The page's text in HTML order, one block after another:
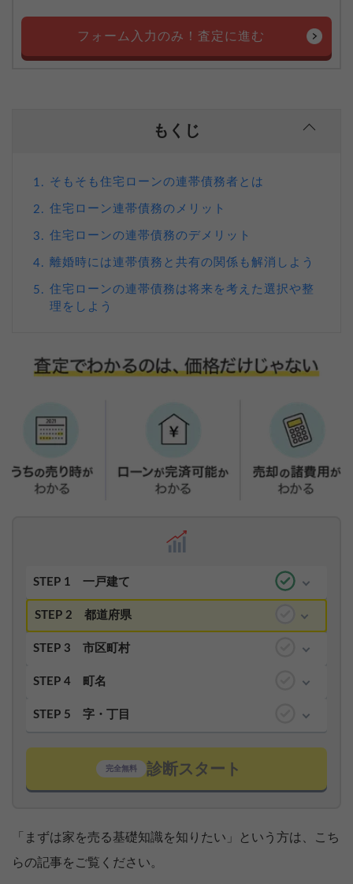
フォーム入力のみ！査定に進む
もくじ
1. そもそも住宅ローンの連帯債務者とは
2. 住宅ローン連帯債務のメリット
3. 住宅ローンの連帯債務のデメリット
4. 離婚時には連帯債務と共有の関係も解消しよう
5. 住宅ローンの連帯債務は将来を考えた選択や整
理をしよう
STEP 1 一戸建て
STEP 2 都道府県
STEP 3 市区町村
STEP 4 町名
STEP 5 字・丁目
完全無料 診断スタート
「まずは家を売る基礎知識を知りたい」という方は、こち
らの記事をご覧ください。